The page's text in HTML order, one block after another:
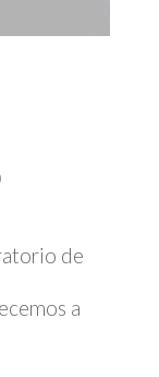
de
a